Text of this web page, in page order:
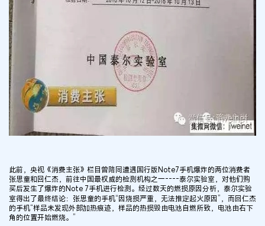
此前，央视《消费主张》栏目曾陪同遭遇国行版Note7手机爆炸的两位消费者
张思童和回仁杰，前往中国最权威的检测机构之一----泰尔实验室，对他们购
买后发生了爆炸的Note 7手机进行检测。经过数天的燃损原因分析，泰尔实验
室得出了最终结论：张思童的手机“因烧损严重，无法推定起火原因”，而回仁杰
的手机“样品未发现外部加热痕迹，样品的热损毁由电池自燃所致，电池由右下
角的位置开始燃烧。”